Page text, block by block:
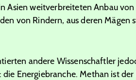
Asien weitverbreiteten Anbau
von Rindern, aus deren Mägen
andere Wissenschaftler
Energiebranche. Methan ist